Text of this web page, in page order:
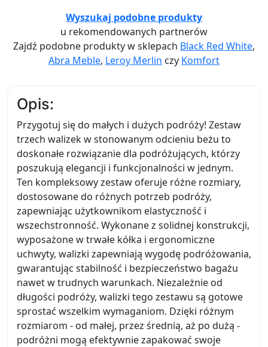
Wyszukaj podobne produkty
u rekomendowanych partnerów
Zajdź podobne produkty w sklepach Black Red White,
Abra Meble, Leroy Merlin czy Komfort
Opis:
Przygotuj się do małych i dużych podróży! Zestaw
trzech walizek w stonowanym odcieniu beżu to
doskonałe rozwiązanie dla podróżujących, którzy
poszukują elegancji i funkcjonalności w jednym.
Ten kompleksowy zestaw oferuje różne rozmiary,
dostosowane do różnych potrzeb podróży,
zapewniając użytkownikom elastyczność i
wszechstronność. Wykonane z solidnej konstrukcji,
wyposażone w trwałe kółka i ergonomiczne
uchwyty, walizki zapewniają wygodę podróżowania,
gwarantując stabilność i bezpieczeństwo bagażu
nawet w trudnych warunkach. Niezależnie od
długości podróży, walizki tego zestawu są gotowe
sprostać wszelkim wymaganiom. Dzięki różnym
rozmiarom - od małej, przez średnią, aż po dużą -
podróżni mogą efektywnie zapakować swoje